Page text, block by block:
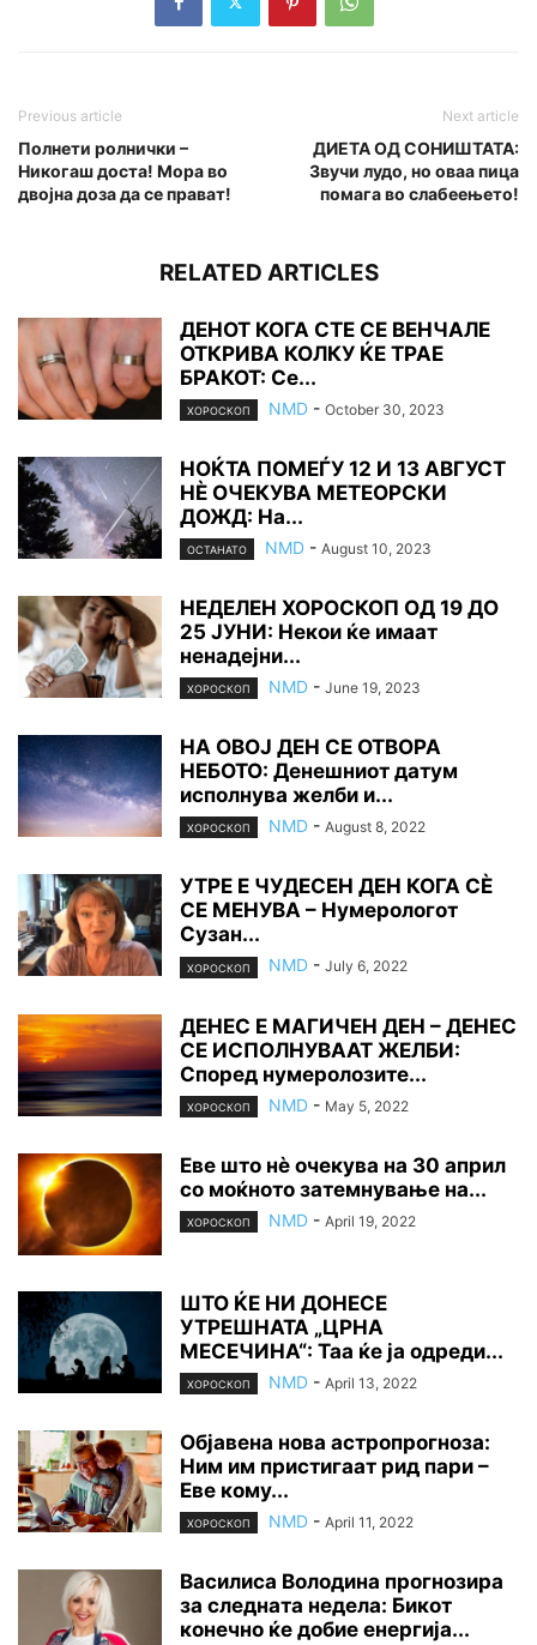
Previous article
Полнети ролнички –
Никогаш доста! Мора во
двојна доза да се прават!
Next article
ДИЕТА ОД СОНИШТАТА:
Звучи лудо, но оваа пица
помага во слабеењето!
RELATED ARTICLES
ДЕНОТ КОГА СТЕ СЕ ВЕНЧАЛЕ
ОТКРИВА КОЛКУ ЌЕ ТРАЕ
БРАКОТ: Се...
ХОРОСКОП NMD - October 30, 2023
НОЌТА ПОМЕЃУ 12 И 13 АВГУСТ
НÈ ОЧЕКУВА МЕТЕОРСКИ
ДОЖД: На...
ОСТАНАТО NMD - August 10, 2023
НЕДЕЛЕН ХОРОСКОП ОД 19 ДО
25 ЈУНИ: Некои ќе имаат
ненадејни...
ХОРОСКОП NMD - June 19, 2023
НА ОВОЈ ДЕН СЕ ОТВОРА
НЕБОТО: Денешниот датум
исполнува желби и...
ХОРОСКОП NMD - August 8, 2022
УТРЕ Е ЧУДЕСЕН ДЕН КОГА СÈ
СЕ МЕНУВА – Нумерологот
Сузан...
ХОРОСКОП NMD - July 6, 2022
ДЕНЕС Е МАГИЧЕН ДЕН – ДЕНЕС
СЕ ИСПОЛНУВААТ ЖЕЛБИ:
Според нумеролозите...
ХОРОСКОП NMD - May 5, 2022
Еве што нè очекува на 30 април
со моќното затемнување на...
ХОРОСКОП NMD - April 19, 2022
ШТО ЌЕ НИ ДОНЕСЕ
УТРЕШНАТА „ЦРНА
МЕСЕЧИНА“: Таа ќе ја одреди...
ХОРОСКОП NMD - April 13, 2022
Објавена нова астропрогноза:
Ним им пристигаат рид пари –
Еве кому...
ХОРОСКОП NMD - April 11, 2022
Василиса Володина прогнозира
за следната недела: Бикот
конечно ќе добие енергија...